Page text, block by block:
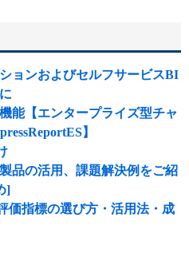
ョンおよびセルフサービスBI
能【エンタープライズ型チャ
】
品の活用、課題解決例をご紹
]
価指標の選び方・活用法・成